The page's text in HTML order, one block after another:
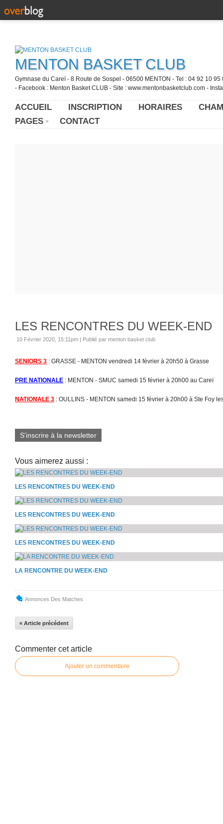
MENTON BASKET CLUB
Gymnase du Careï - 8 Route de Sospel - 06500 MENTON - Tel : 04 92 10
- Facebook : Menton Basket CLUB - Site : www.mentonbasketclub.com -
ACCUEIL INSCRIPTION HORAIRES
PAGES
CONTACT
LES RENCONTRES DU WEEK-END
10 Février 2020, 15:11pm | Publié par menton basket club
SENIORS 3 : GRASSE - MENTON vendredi 14 février à 20h50 à Grasse
PRE NATIONALE : MENTON - SMUC samedi 15 février à 20h00 au Careï
NATIONALE 3 : OULLINS - MENTON samedi 15 février à 20h00 à Ste Foy
S'inscrire à la newsletter
Vous aimerez aussi :
LES RENCONTRES DU WEEK-END
LES RENCONTRES DU WEEK-END
LES RENCONTRES DU WEEK-END
LA RENCONTRE DU WEEK-END
Annonces Des Matches
« Article précédent
Commenter cet article
Ajouter un commentaire